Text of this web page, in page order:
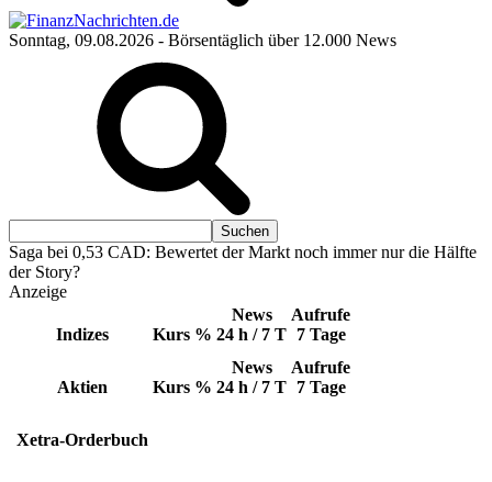
Sonntag, 09.08.2026 - Börsentäglich über 12.000 News
Saga bei 0,53 CAD: Bewertet der Markt noch immer nur die Hälfte
der Story?
Anzeige
Indizes Kurs %
News
24 h / 7 T
Aufrufe
7 Tage
Aktien Kurs %
News
24 h / 7 T
Aufrufe
7 Tage
Xetra-Orderbuch